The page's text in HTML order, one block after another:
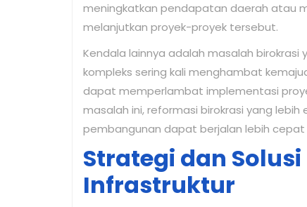
meningkatkan pendapatan daerah atau
melanjutkan proyek-proyek tersebut.
Kendala lainnya adalah masalah
kompleks sering kali menghambat
dapat memperlambat implementasi
masalah ini, reformasi birokrasi yang
pembangunan dapat berjalan lebih cepat
Strategi dan
Infrastruktur